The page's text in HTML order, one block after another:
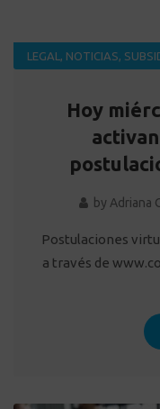
LEGAL NOTICIAS
Hoy
postulaciones al
by Adriana
Postulaciones
a través de